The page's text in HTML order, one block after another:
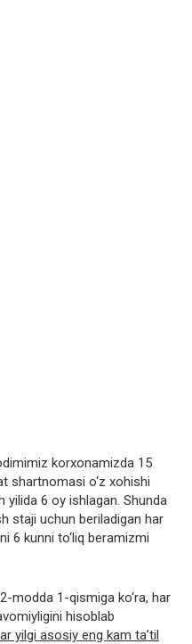
korxonamizda 15
shartnomasi o‘z xohishi
yilida 6 oy ishlagan. Shunda
staji uchun beriladigan har
6 kunni to‘liq beramizmi
modda 1-qismiga ko‘ra, har
hisoblab
yilgi asosiy eng kam ta’til